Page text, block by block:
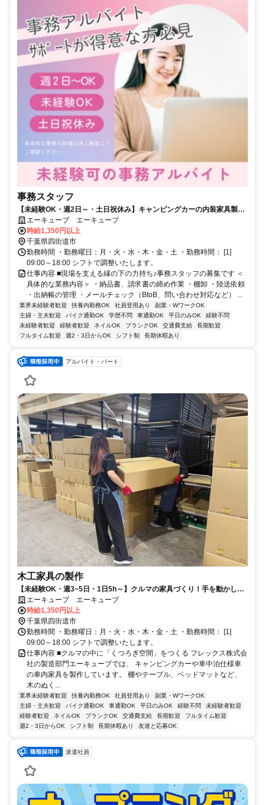
事務スタッフ
【未経験OK・週2日～・土日祝休み】キャンピングカーの内装家具製作
会社で事務のお仕事♪
エーキューブ エーキューブ
時給1,350円以上
千葉県四街道市
勤務時間 ・勤務曜日：月・火・水・木・金・土 ・勤務時間： [1]
09:00～18:00 シフトで調整いたします。
仕事内容 ■現場を支える縁の下の力持ち♪事務スタッフの募集です ＜
具体的な業務内容＞ ・納品書、請求書の締め作業 ・棚卸 ・陸送依頼
・出納帳の管理 ・メールチェック（BtoB、問い合わせ対応など） ...
業界未経験者歓迎 扶養内勤務OK 社員登用あり
副業・WワークOK
主婦・主夫歓迎
バイク通勤OK 学歴不問 車通勤OK 平日のみOK
経験不問
未経験者歓迎
経験者歓迎 ネイルOK ブランクOK 交通費支給
長期歓迎
フルタイム歓迎
週2・3日からOK シフト制 長期休暇あり
アルバイト・パート
木工家具の製作
【未経験OK・週3~5日・1日5h～】クルマの家具づくり！手を動かして
「形にする楽しさ」を実感できる◎
エーキューブ エーキューブ
時給1,350円以上
千葉県四街道市
勤務時間 ・勤務曜日：月・火・水・木・金・土 ・勤務時間： [1]
09:00～18:00 シフトで調整いたします。
仕事内容 ■クルマの中に「くつろぎ空間」をつくる フレックス株式会
社の製造部門エーキューブでは、 キャンピングカーや車中泊仕様車
の車内家具を製作しています。 棚やテーブル、ベッドマットなど、
木のぬく...
業界未経験者歓迎 扶養内勤務OK 社員登用あり
副業・WワークOK
主婦・主夫歓迎
バイク通勤OK 車通勤OK 平日のみOK 経験不問
未経験者歓迎
経験者歓迎
ネイルOK ブランクOK 交通費支給 長期歓迎
フルタイム歓迎
週2・3日からOK
シフト制 長期休暇あり 友達と応募OK
派遣社員